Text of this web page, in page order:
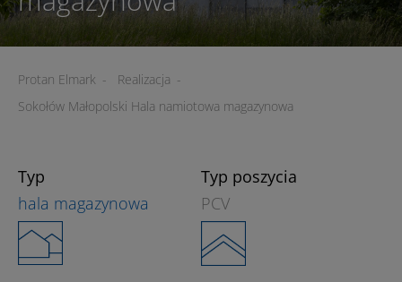
Protan Elmark - Realizacja -
Sokołów Małopolski Hala namiotowa magazynowa
Typ
hala magazynowa
Typ poszycia
PCV